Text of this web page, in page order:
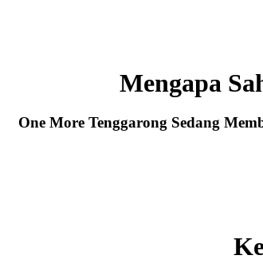
Mengapa
One More Tenggarong Sedang